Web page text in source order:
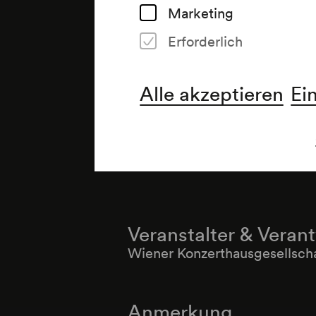
Marketing
Erforderlich
Alle akzeptieren
Veranstalter &
Wiener
Anmerkung